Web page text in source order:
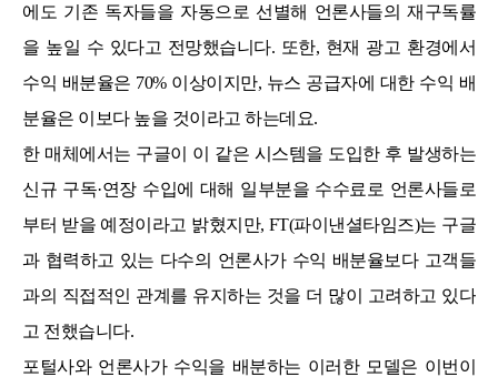
에도 기존 독자들을 자동으로 선별해 언론사들의 재구독률
을 높일 수 있다고 전망했습니다. 또한, 현재 광고 환경에서
수익 배분율은 70% 이상이지만, 뉴스 공급자에 대한 수익 배
분율은 이보다 높을 것이라고 하는데요.
한 매체에서는 구글이 이 같은 시스템을 도입한 후 발생하는
신규 구독·연장 수입에 대해 일부분을 수수료로 언론사들로
부터 받을 예정이라고 밝혔지만, FT(파이낸셜타임즈)는 구글
과 협력하고 있는 다수의 언론사가 수익 배분율보다 고객들
과의 직접적인 관계를 유지하는 것을 더 많이 고려하고 있다
고 전했습니다.
포털사와 언론사가 수익을 배분하는 이러한 모델은 이번이